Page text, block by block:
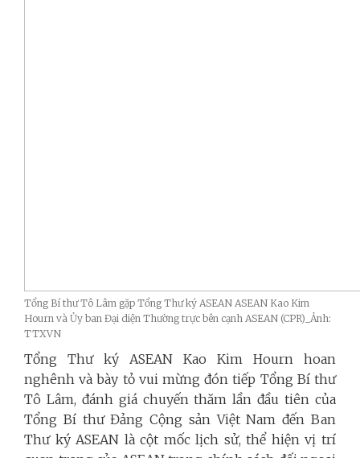
Tổng Bí thư Tô Lâm gặp Tổng Thư ký ASEAN ASEAN Kao Kim
Hourn và Ủy ban Đại diện Thường trực bên cạnh ASEAN (CPR)_Ảnh:
TTXVN
Tổng Thư ký ASEAN Kao Kim Hourn hoan
nghênh và bày tỏ vui mừng đón tiếp Tổng Bí thư
Tô Lâm, đánh giá chuyến thăm lần đầu tiên của
Tổng Bí thư Đảng Cộng sản Việt Nam đến Ban
Thư ký ASEAN là cột mốc lịch sử, thể hiện vị trí